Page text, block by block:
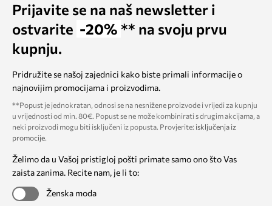
Prijavite se na naš newsletter i
ostvarite -20% ** na svoju prvu
kupnju.
Pridružite se našoj zajednici kako biste primali informacije o
najnovijim promocijama i proizvodima.
**Popust je jednokratan, odnosi se na nesnižene proizvode i vrijedi za kupnju
u vrijednosti od min. 80€. Popust se ne može kombinirati s drugim akcijama, a
neki proizvodi mogu biti isključeni iz popusta. Provjerite: isključenja iz
promocije.
Želimo da u Vašoj pristigloj pošti primate samo ono što Vas
zaista zanima. Recite nam, je li to:
Ženska moda